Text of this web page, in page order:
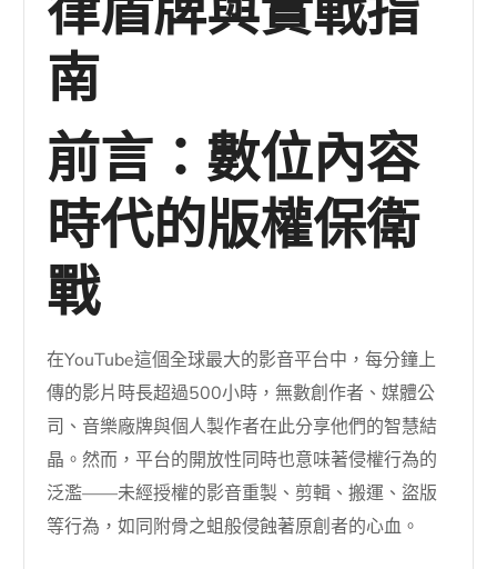
南
前言：數位內容
時代的版權保衛
戰
在YouTube這個全球最大的影音平台中，每分鐘上
傳的影片時長超過500小時，無數創作者、媒體公
司、音樂廠牌與個人製作者在此分享他們的智慧結
晶。然而，平台的開放性同時也意味著侵權行為的
泛濫——未經授權的影音重製、剪輯、搬運、盜版
等行為，如同附骨之蛆般侵蝕著原創者的心血。